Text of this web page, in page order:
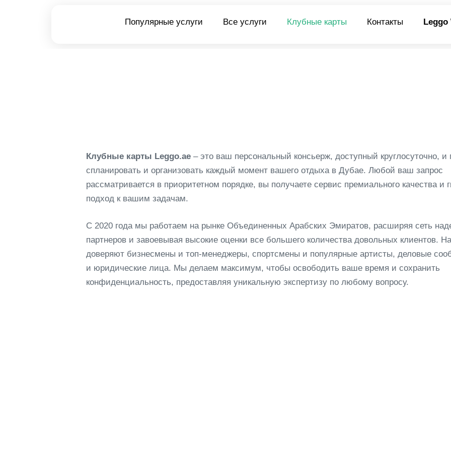
Популярные услуги Все услуги Клубные карты Контакты Leggo
Клубные карты Leggo.ae – это ваш персональный консьерж, доступный круглосуточно, и
спланировать и организовать каждый момент вашего отдыха в Дубае. Любой ваш запрос
рассматривается в приоритетном порядке, вы получаете сервис премиального качества и
подход к вашим задачам.
С 2020 года мы работаем на рынке Объединенных Арабских Эмиратов, расширяя сеть
партнеров и завоевывая высокие оценки все большего количества довольных клиентов.
доверяют бизнесмены и топ-менеджеры, спортсмены и популярные артисты, деловые
и юридические лица. Мы делаем максимум, чтобы освободить ваше время и сохранить
конфиденциальность, предоставляя уникальную экспертизу по любому вопросу.